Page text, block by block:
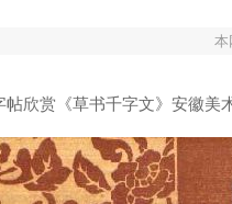
本
帖欣赏《草书千字文》安徽美